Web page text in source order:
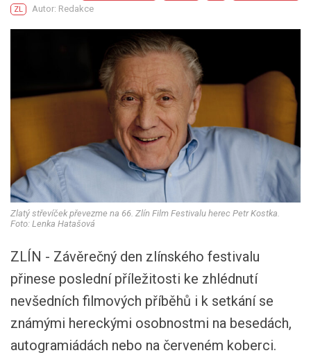
ZL
Autor: Redakce
Zlatý střevíček převezme na 66. Zlín Film Festivalu herec Petr Kostka.
Foto: Lenka Hatašová
ZLÍN - Závěrečný den zlínského festivalu
přinese poslední příležitosti ke zhlédnutí
nevšedních filmových příběhů i k setkání se
známými hereckými osobnostmi na besedách,
autogramiádách nebo na červeném koberci.